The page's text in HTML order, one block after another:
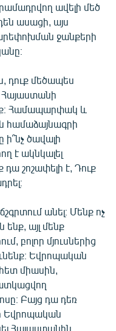
ավելի մեծ
ասացի, այս
ջանքերի
դուք մեծապես
Հայաստանի
Համապարփակ և
համաձայնագրի
ծավալի
է ակնկալել
դա շոշափելի է, Դուք
անել։ Մենք ոչ
ենք, այլ մենք
բոլոր մյուսներից
Եվրոպական
միասին,
Բայց դա դեռ
Եվրոպական
Հայաստանին